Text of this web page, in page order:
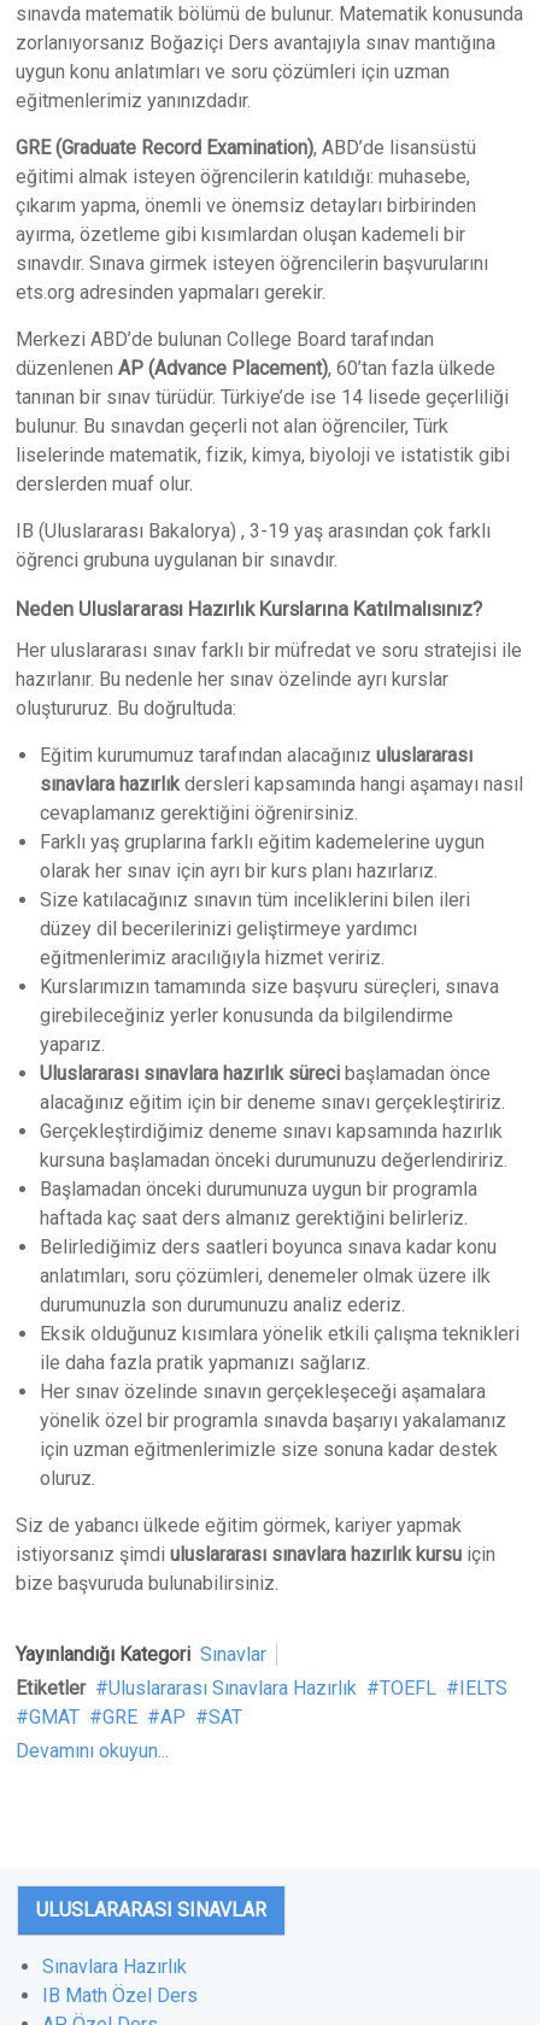
sınavda matematik bölümü de bulunur. Matematik konusunda
zorlanıyorsanız Boğaziçi Ders avantajıyla sınav mantığına
uygun konu anlatımları ve soru çözümleri için uzman
eğitmenlerimiz yanınızdadır.
GRE (Graduate Record Examination), ABD’de lisansüstü
eğitimi almak isteyen öğrencilerin katıldığı: muhasebe,
çıkarım yapma, önemli ve önemsiz detayları birbirinden
ayırma, özetleme gibi kısımlardan oluşan kademeli bir
sınavdır. Sınava girmek isteyen öğrencilerin başvurularını
ets.org adresinden yapmaları gerekir.
Merkezi ABD’de bulunan College Board tarafından
düzenlenen AP (Advance Placement), 60’tan fazla ülkede
tanınan bir sınav türüdür. Türkiye’de ise 14 lisede geçerliliği
bulunur. Bu sınavdan geçerli not alan öğrenciler, Türk
liselerinde matematik, fizik, kimya, biyoloji ve istatistik gibi
derslerden muaf olur.
IB (Uluslararası Bakalorya) , 3-19 yaş arasından çok farklı
öğrenci grubuna uygulanan bir sınavdır.
Neden Uluslararası Hazırlık Kurslarına Katılmalısınız?
Her uluslararası sınav farklı bir müfredat ve soru stratejisi ile
hazırlanır. Bu nedenle her sınav özelinde ayrı kurslar
oluştururuz. Bu doğrultuda:
Eğitim kurumumuz tarafından alacağınız uluslararası
sınavlara hazırlıkdersleri kapsamında hangi aşamayı nasıl
cevaplamanız gerektiğini öğrenirsiniz.
Farklı yaş gruplarına farklı eğitim kademelerine uygun
olarak her sınav için ayrı bir kurs planı hazırlarız.
Size katılacağınız sınavın tüm inceliklerini bilen ileri
düzey dil becerilerinizi geliştirmeye yardımcı
eğitmenlerimiz aracılığıyla hizmet veririz.
Kurslarımızın tamamında size başvuru süreçleri, sınava
girebileceğiniz yerler konusunda da bilgilendirme
yaparız.
Uluslararası sınavlara hazırlık sürecibaşlamadan önce
alacağınız eğitim için bir deneme sınavı gerçekleştiririz.
Gerçekleştirdiğimiz deneme sınavı kapsamında hazırlık
kursuna başlamadan önceki durumunuzu değerlendiririz.
Başlamadan önceki durumunuza uygun bir programla
haftada kaç saat ders almanız gerektiğini belirleriz.
Belirlediğimiz ders saatleri boyunca sınava kadar konu
anlatımları, soru çözümleri, denemeler olmak üzere ilk
durumunuzla son durumunuzu analiz ederiz.
Eksik olduğunuz kısımlara yönelik etkili çalışma teknikleri
ile daha fazla pratik yapmanızı sağlarız.
Her sınav özelinde sınavın gerçekleşeceği aşamalara
yönelik özel bir programla sınavda başarıyı yakalamanız
için uzman eğitmenlerimizle size sonuna kadar destek
oluruz.
Siz de yabancı ülkede eğitim görmek, kariyer yapmak
istiyorsanız şimdi uluslararası sınavlara hazırlık kursuiçin
bize başvuruda bulunabilirsiniz.
Yayınlandığı Kategori Sınavlar
Etiketler
Uluslararası Sınavlara Hazırlık TOEFL
IELTS
GMAT
GRE AP
SAT
Devamını okuyun...
ULUSLARARASI SINAVLAR
Sınavlara Hazırlık
IB Math Özel Ders